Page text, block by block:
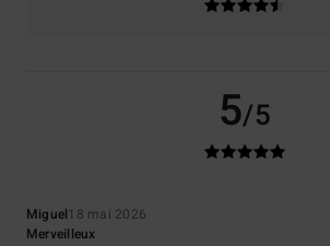
5/5
Miguel18 mai 2026
Merveilleux